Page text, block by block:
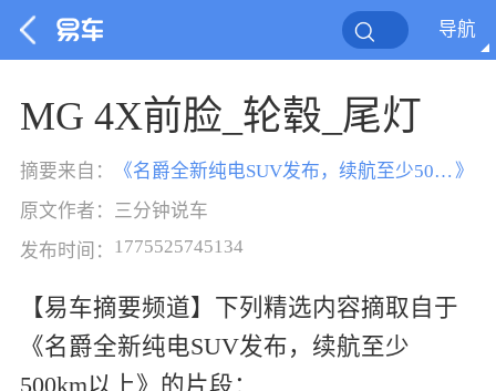
导航
MG 4X前脸_轮毂_尾灯
摘要来自： 《 名爵全新纯电SUV发布，续航至少500km以上 》
原文作者： 三分钟说车
发布时间： 1775525745134
【易车摘要频道】下列精选内容摘取自于
《名爵全新纯电SUV发布，续航至少
500km以上》的片段：